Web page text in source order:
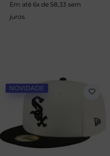
Em até 6x de 58,33 sem
juros
NOVIDADE